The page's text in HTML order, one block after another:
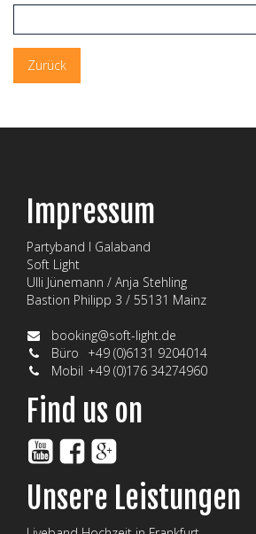
Zurück
Impressum
Partyband I Galaband
Soft Light
Ulli Jünemann / Anja Stehling
Bastion Philipp 3 / 55131 Mainz
booking@soft-light.de
Büro
+49 (0)6131 9204014
Mobil +49 (0)176 34274960
Find us on
Unsere Leistungen